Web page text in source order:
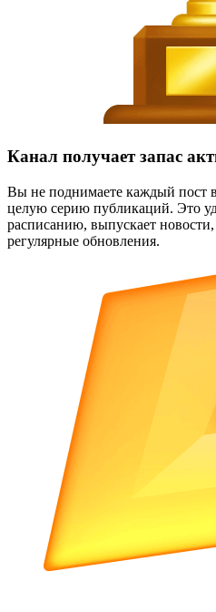
Канал получает запас
Вы не поднимаете каждый пост
целую серию публикаций. Это
расписанию, выпускает
регулярные обновления.